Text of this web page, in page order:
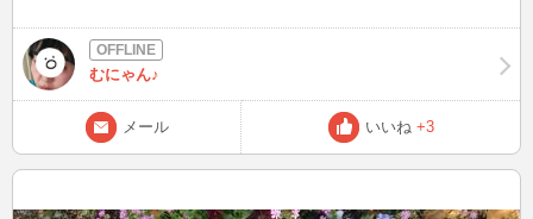
しますがそれでも大丈夫な方、 よろしくお願いします😌 基本、人と
話す事は好きですので、 何でもない話や趣味の話など出来たら良い
なて思います☺️
むにゃん♪
メール いいね +3